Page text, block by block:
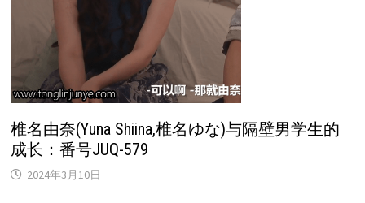
椎名由奈(Yuna Shiina,椎名ゆな)与隔壁男学生的
成长：番号JUQ-579
2024年3月10日